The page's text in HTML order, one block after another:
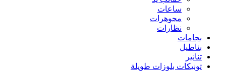
ساعات
مجوهرات
نظارات
بجامات
بناطيل
تنانير
تونيكات بلوزات طويلة